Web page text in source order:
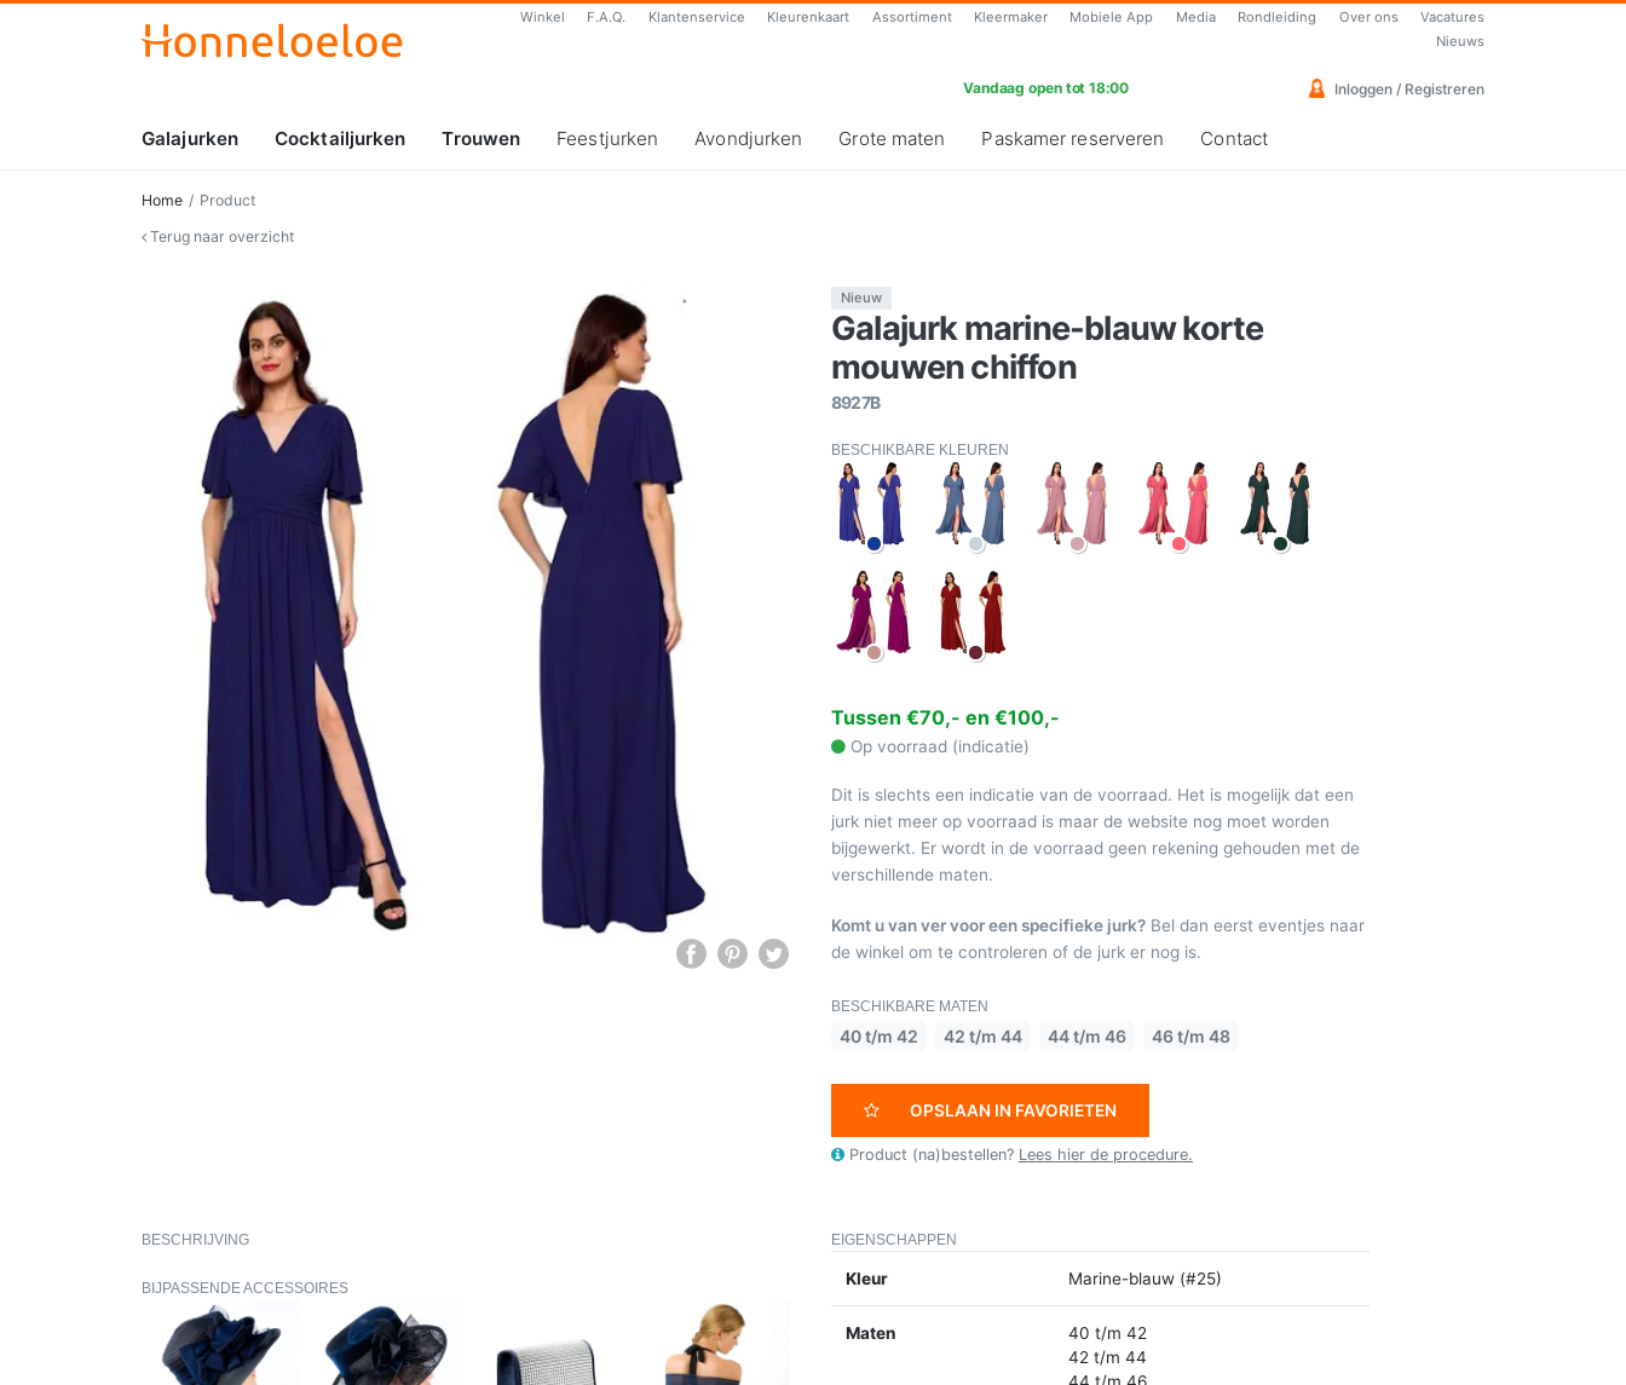
Winkel F.A.Q. Klantenservice Kleurenkaart Assortiment Kleermaker Mobiele App Media Rondleiding Over ons
Vacatures
Nieuws
Vandaag open tot 18:00 Inloggen / Registreren
Galajurken Cocktailjurken Trouwen Feestjurken Avondjurken Grote maten Paskamer reserveren Contact
Home
Product
Terug naar overzicht
Nieuw
Galajurk marine-blauw korte
mouwen chiffon
8927B
BESCHIKBARE KLEUREN
Tussen €70,- en €100,-
Op voorraad (indicatie)
Dit is slechts een indicatie van de voorraad. Het is mogelijk dat een
jurk niet meer op voorraad is maar de website nog moet worden
bijgewerkt. Er wordt in de voorraad geen rekening gehouden met de
verschillende maten.
Komt u van ver voor een specifieke jurk? Bel dan eerst eventjes naar
de winkel om te controleren of de jurk er nog is.
BESCHIKBARE MATEN
40 t/m 42 42 t/m 44 44 t/m 46 46 t/m 48
OPSLAAN IN FAVORIETEN
Product (na)bestellen? Lees hier de procedure.
BESCHRIJVING
BIJPASSENDE ACCESSOIRES
EIGENSCHAPPEN
Kleur Marine-blauw (#25)
Maten
40 t/m 42
42 t/m 44
44 t/m 46